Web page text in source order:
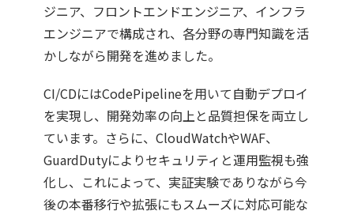
ジニア、フロントエンドエンジニア、インフラ
エンジニアで構成され、各分野の専門知識を活
かしながら開発を進めました。
CI/CDにはCodePipelineを用いて自動デプロイ
を実現し、開発効率の向上と品質担保を両立し
ています。さらに、CloudWatchやWAF、
GuardDutyによりセキュリティと運用監視も強
化し、これによって、実証実験でありながら今
後の本番移行や拡張にもスムーズに対応可能な